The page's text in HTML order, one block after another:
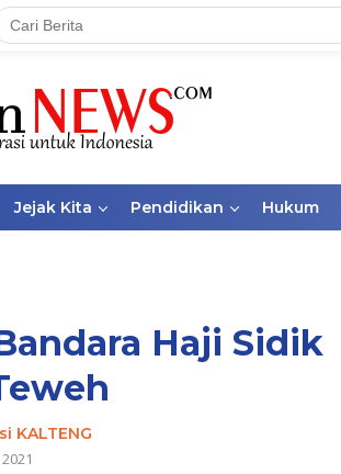
Jejak Kita Pendidikan Hukum
Haji Sidik
KALTENG